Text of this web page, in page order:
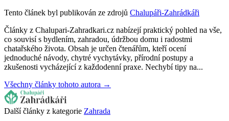
Tento článek byl publikován ze zdrojů Chalupáři-Zahrádkáři
Články z Chalupari-Zahradkari.cz nabízejí praktický pohled na vše,
co souvisí s bydlením, zahradou, údržbou domu i radostmi
chatařského života. Obsah je určen čtenářům, kteří ocení
jednoduché návody, chytré vychytávky, přírodní postupy a
zkušenosti vycházející z každodenní praxe. Nechybí tipy na...
Všechny články tohoto autora →
Další články z kategorie Zahrada